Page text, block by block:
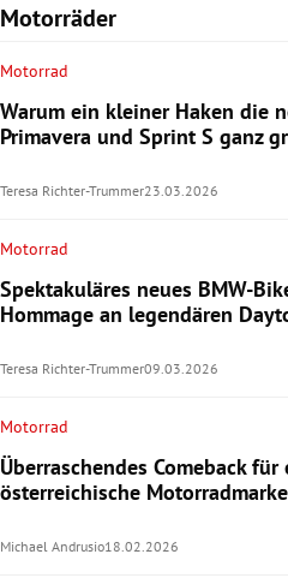
Motorräder
Motorrad
Warum ein kleiner Haken die
Primavera und Sprint S ganz
Teresa Richter-Trummer23.03.2026
Motorrad
Spektakuläres neues BMW-
Hommage an legendären
Teresa Richter-Trummer09.03.2026
Motorrad
Überraschendes Comeback für
österreichische Motorradmarke
Michael Andrusio18.02.2026